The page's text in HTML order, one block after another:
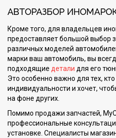
АВТОРАЗБОР
Кроме того, для владельцев
предоставляет большой выбор
различных моделей
марки ваш автомобиль, вы
подходящие детали для его
Это особенно важно для тех,
индивидуальности и хочет,
на фоне других.
Помимо продажи запчастей,
профессиональные
установке. Специалисты